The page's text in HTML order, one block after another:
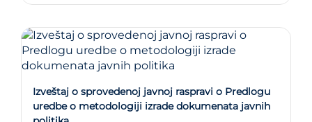
Izveštaj o sprovedenoj javnoj raspravi o Predlogu
uredbe o metodologiji izrade dokumenata javnih